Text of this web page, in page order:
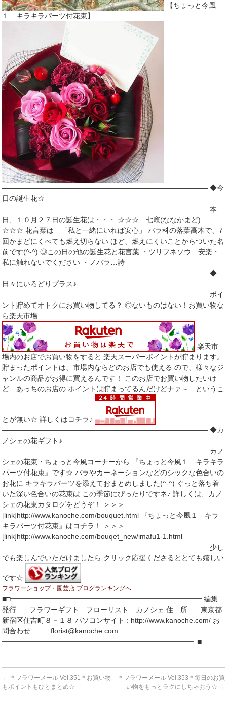
【ちょっと今風
１ キラキラパーツ付花束】
――――――――――――――――――――――――――――― ◆今
日の誕生花☆
――――――――――――――――――――――――――――― 本
日、１０月２７日の誕生花は・・・ ☆☆☆ 七竈(ななかまど)
☆☆☆ 花言葉は 「私と一緒にいれば安心」 バラ科の落葉高木で、7
回かまどにくべても燃え切らない ほど、燃えにくいことからついた名
前です(^-^) ◎この日の他の誕生花と花言葉 ・ツリフネソウ…安楽・
私に触れないでください ・ノバラ…詩
――――――――――――――――――――――――――――― ◆
日々にいろどりプラス♪
――――――――――――――――――――――――――――― ポイ
ント貯めてオトクにお買い物してる？ ◎ないものはない！お買い物な
ら楽天市場
楽天市
場内のお店でお買い物をすると 楽天スーパーポイントが貯まります。
貯まったポイントは、市場内ならどのお店でも使える ので、様々なジ
ャンルの商品がお得に買えるんです！ このお店でお買い物したいけ
ど…あっちのお店の ポイントは貯まってるんだけどナァ～…というこ
とが無い☆ 詳しくはコチラ♪
――――――――――――――――――――――――――――― ◆カ
ノシェの花ギフト♪
――――――――――――――――――――――――――――― カノ
シェの花束・ちょっと今風コーナーから 『ちょっと今風１ キラキラ
パーツ付花束』です☆ バラやカーネーションなどのシックな色合いの
お花に キラキラパーツを添えておまとめしました(^-^) ぐっと落ち着
いた深い色合いの花束は この季節にぴったりですネ♪ 詳しくは、カノ
シェの花束カタログをどうぞ！ ＞＞＞
[link]http://www.kanoche.com/bouquet.html 『ちょっと今風１ キラ
キラパーツ付花束』はコチラ！ ＞＞＞
[link]http://www.kanoche.com/bouqet_new/imafu1-1.html
――――――――――――――――――――――――――――― 少し
でも楽しんでいただけましたら クリック応援くださるととても嬉しい
です☆
フラワーショップ・園芸店 ブログランキングへ
■□━━━━━━━━━━━━━━━━━━━━━━━━━━━ 編集
発行 : フラワーギフト フローリスト カノシェ 住 所 : 東京都
新宿区住吉町８－１８ パソコンサイト : http://www.kanoche.com/ お
問合わせ : florist@kanoche.com
━━━━━━━━━━━━━━━━━━━━━━━━━━━□■
← ＊フラワーメール Vol.351＊お買い物
もポイントもひとまとめ☆
＊フラワーメール Vol.353＊毎日のお買
い物をもっとラクにしちゃおう☆ →